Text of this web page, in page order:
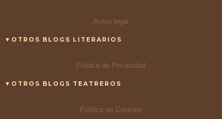
Aviso legal
▼OTROS BLOGS LITERARIOS
Política de Privacidad
▼OTROS BLOGS TEATREROS
Política de Cookies